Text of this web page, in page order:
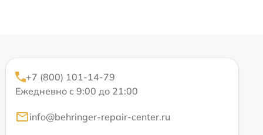
+7 (800) 101-14-79
Ежедневно с 9:00 до 21:00
info@behringer-repair-center.ru